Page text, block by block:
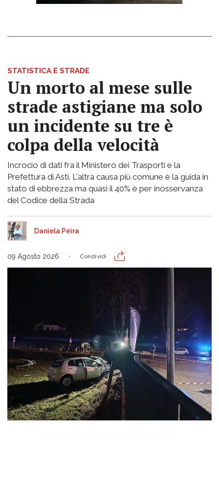
STATISTICA E STRADE
Un morto al mese sulle
strade astigiane ma solo
un incidente su tre è
colpa della velocità
Incrocio di dati fra il Ministero dei Trasporti e la
Prefettura di Asti. L'altra causa più comune è la guida in
stato di ebbrezza ma quasi il 40% è per inosservanza
del Codice della Strada
Daniela Peira
09 Agosto 2026 Condividi